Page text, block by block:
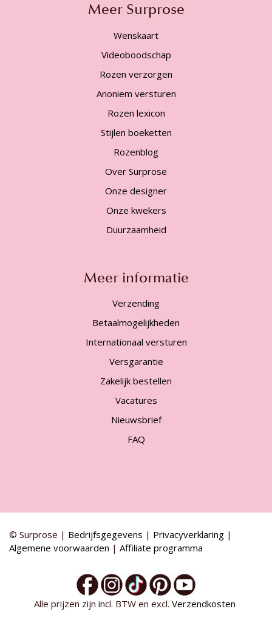
Meer Surprose
Wenskaart
Videoboodschap
Rozen verzorgen
Anoniem versturen
Rozen lexicon
Stijlen boeketten
Rozenblog
Over Surprose
Onze designer
Onze kwekers
Duurzaamheid
Meer informatie
Verzending
Betaalmogelijkheden
Internationaal versturen
Versgarantie
Zakelijk bestellen
Vacatures
Nieuwsbrief
FAQ
© Surprose | Bedrijfsgegevens | Privacyverklaring |
Algemene voorwaarden | Affiliate programma
Alle prijzen zijn incl. BTW en excl. Verzendkosten